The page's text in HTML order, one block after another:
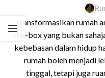
Transformasikan rumah
the-box yang bukan
kebebasan dalam hidup
rumah boleh menjadi
tinggal, tetapi juga